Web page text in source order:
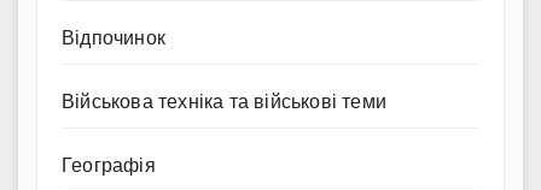
Відпочинок
Військова техніка та військові теми
Географія